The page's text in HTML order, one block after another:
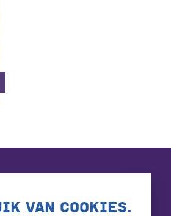
VAN COOKIES.